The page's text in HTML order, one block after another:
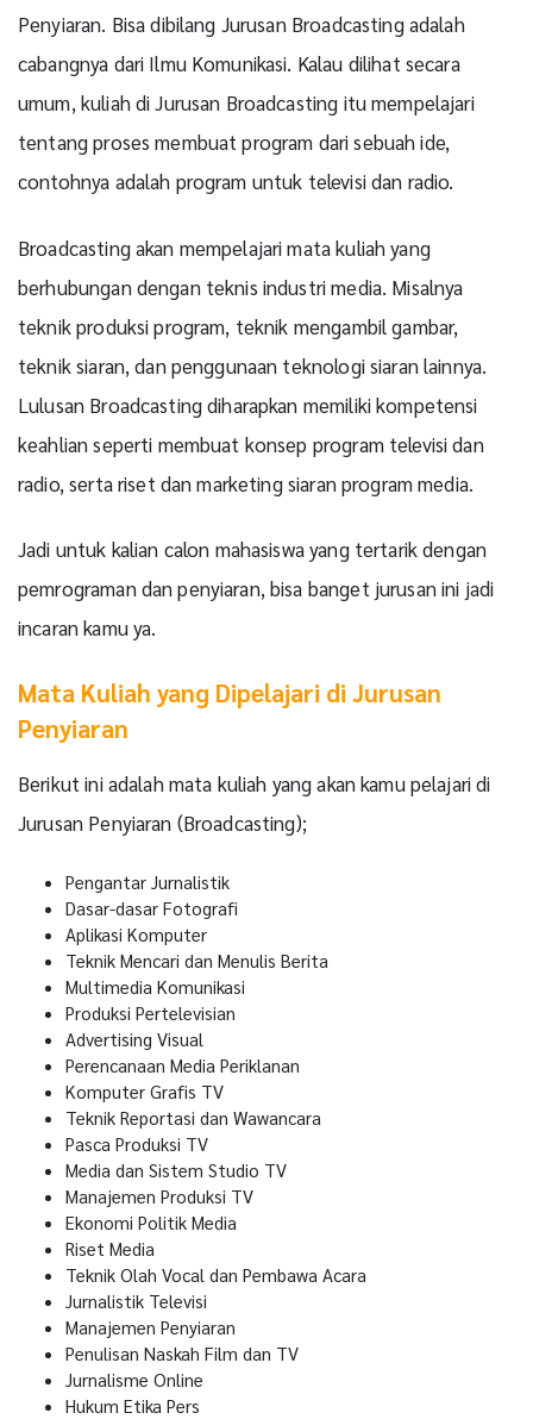
Penyiaran. Bisa dibilang Jurusan Broadcasting adalah
cabangnya dari Ilmu Komunikasi. Kalau dilihat secara
umum, kuliah di Jurusan Broadcasting itu mempelajari
tentang proses membuat program dari sebuah ide,
contohnya adalah program untuk televisi dan radio.
Broadcasting akan mempelajari mata kuliah yang
berhubungan dengan teknis industri media. Misalnya
teknik produksi program, teknik mengambil gambar,
teknik siaran, dan penggunaan teknologi siaran lainnya.
Lulusan Broadcasting diharapkan memiliki kompetensi
keahlian seperti membuat konsep program televisi dan
radio, serta riset dan marketing siaran program media.
Jadi untuk kalian calon mahasiswa yang tertarik dengan
pemrograman dan penyiaran, bisa banget jurusan ini jadi
incaran kamu ya.
Mata Kuliah yang Dipelajari di Jurusan
Penyiaran
Berikut ini adalah mata kuliah yang akan kamu pelajari di
Jurusan Penyiaran (Broadcasting);
Pengantar Jurnalistik
Dasar-dasar Fotografi
Aplikasi Komputer
Teknik Mencari dan Menulis Berita
Multimedia Komunikasi
Produksi Pertelevisian
Advertising Visual
Perencanaan Media Periklanan
Komputer Grafis TV
Teknik Reportasi dan Wawancara
Pasca Produksi TV
Media dan Sistem Studio TV
Manajemen Produksi TV
Ekonomi Politik Media
Riset Media
Teknik Olah Vocal dan Pembawa Acara
Jurnalistik Televisi
Manajemen Penyiaran
Penulisan Naskah Film dan TV
Jurnalisme Online
Hukum Etika Pers